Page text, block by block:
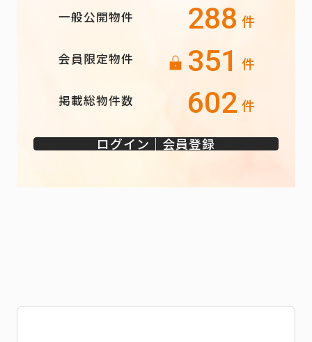
一般公開物件 288 件
会員限定物件 351 件
掲載総物件数 602 件
ログイン｜会員登録